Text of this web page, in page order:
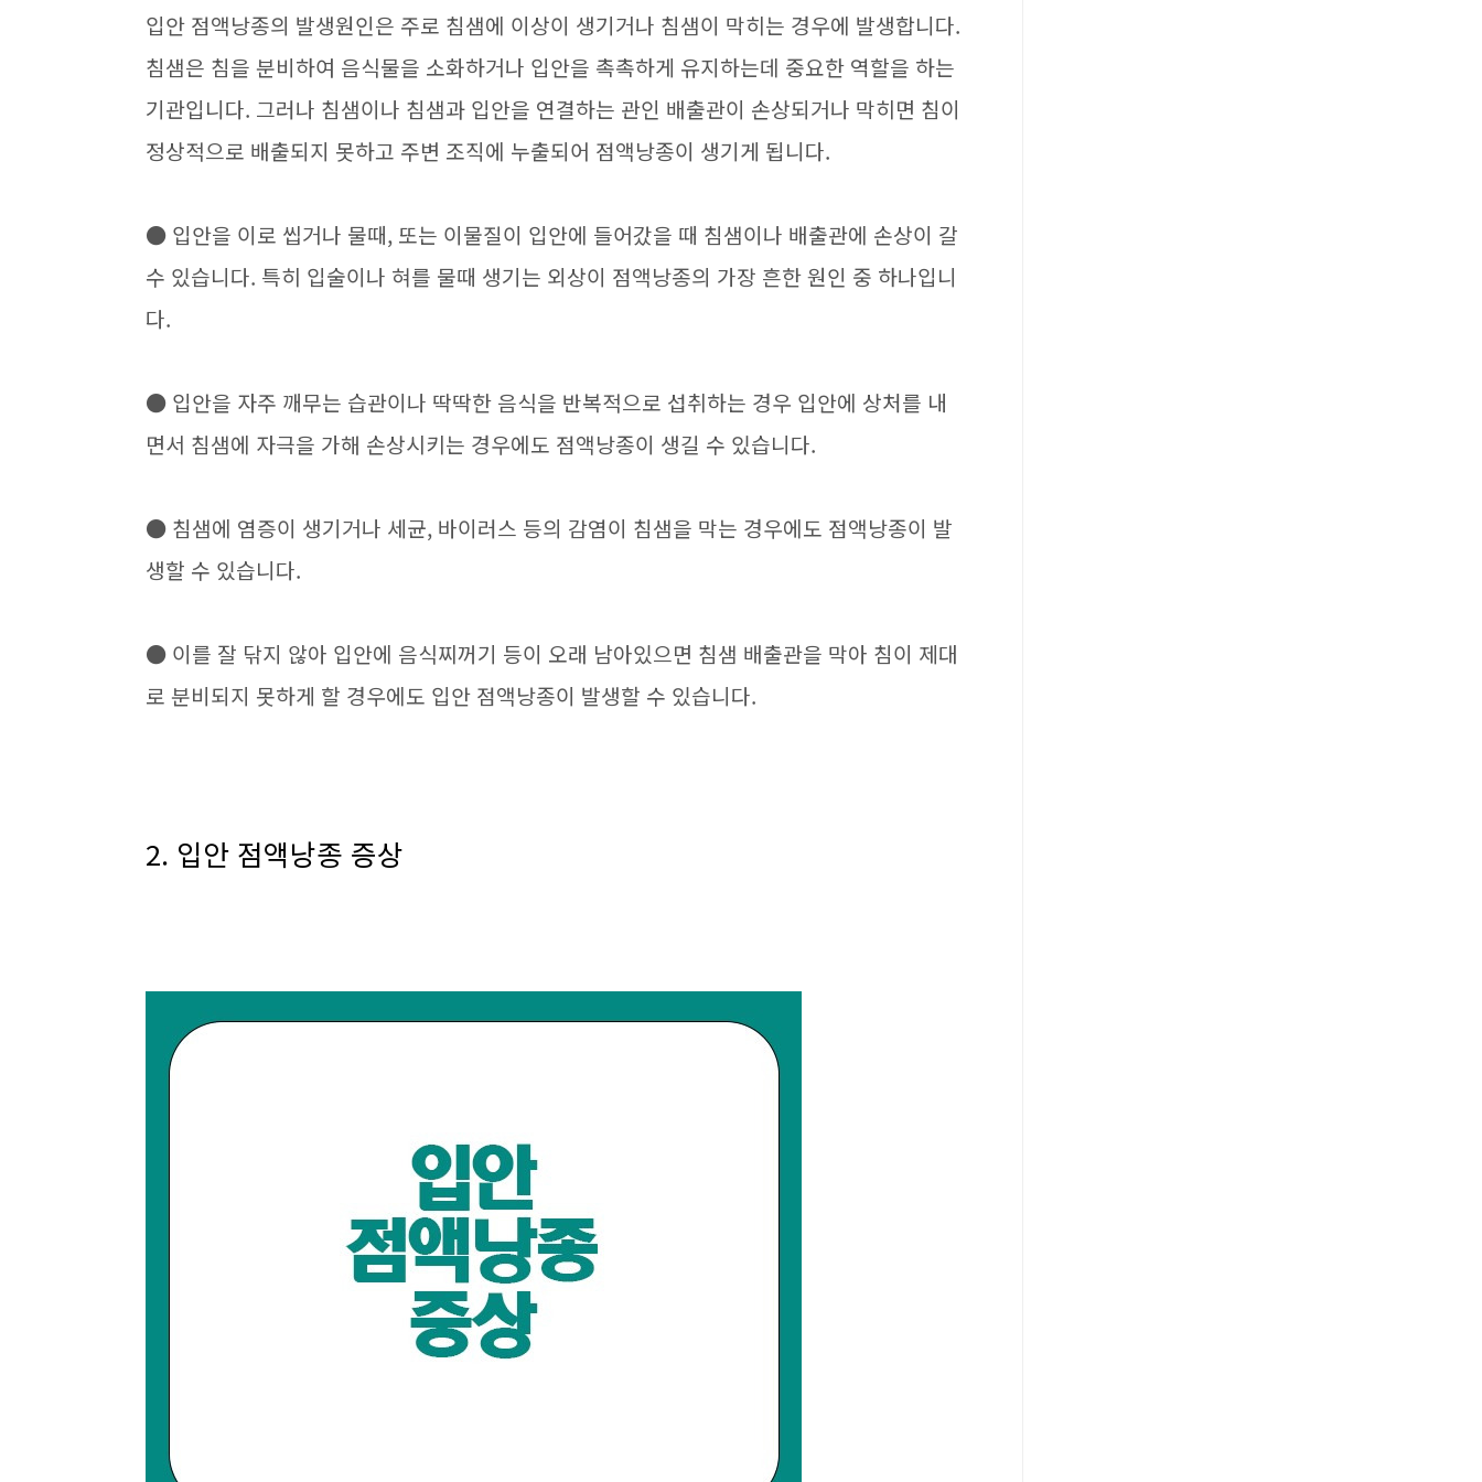
입안 점액낭종의 발생원인은 주로 침샘에 이상이 생기거나 침샘이 막히는 경우에 발생합니다.
침샘은 침을 분비하여 음식물을 소화하거나 입안을 촉촉하게 유지하는데 중요한 역할을 하는
기관입니다. 그러나 침샘이나 침샘과 입안을 연결하는 관인 배출관이 손상되거나 막히면 침이
정상적으로 배출되지 못하고 주변 조직에 누출되어 점액낭종이 생기게 됩니다.
● 입안을 이로 씹거나 물때, 또는 이물질이 입안에 들어갔을 때 침샘이나 배출관에 손상이 갈
수 있습니다. 특히 입술이나 혀를 물때 생기는 외상이 점액낭종의 가장 흔한 원인 중 하나입니
다.
● 입안을 자주 깨무는 습관이나 딱딱한 음식을 반복적으로 섭취하는 경우 입안에 상처를 내
면서 침샘에 자극을 가해 손상시키는 경우에도 점액낭종이 생길 수 있습니다.
● 침샘에 염증이 생기거나 세균, 바이러스 등의 감염이 침샘을 막는 경우에도 점액낭종이 발
생할 수 있습니다.
● 이를 잘 닦지 않아 입안에 음식찌꺼기 등이 오래 남아있으면 침샘 배출관을 막아 침이 제대
로 분비되지 못하게 할 경우에도 입안 점액낭종이 발생할 수 있습니다.
2. 입안 점액낭종 증상